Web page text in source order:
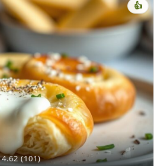
4.62 (101)
👍